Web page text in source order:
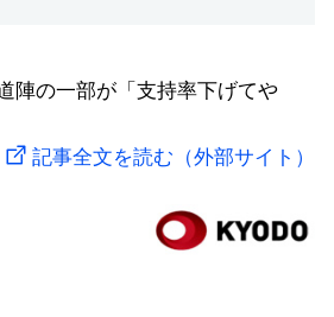
陣の一部が「支持率下げてや
記事全文を読む（外部サイト）